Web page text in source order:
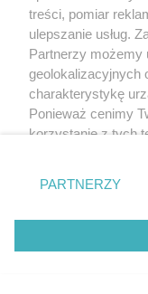
treści, pomiar
ulepszanie usług.
Partnerzy możemy
geolokalizacyjnych
charakterystykę
Ponieważ cenimy
korzystanie z tych
zmienić/wycofać
znajdujący się w
rodzaje
użytkownika, ale
przetwarzaniu.
PARTNERZY